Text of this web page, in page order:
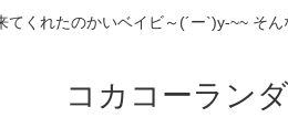
てくれたのかいベイビ～(´ー`)y-~~ そん
コカコーラン